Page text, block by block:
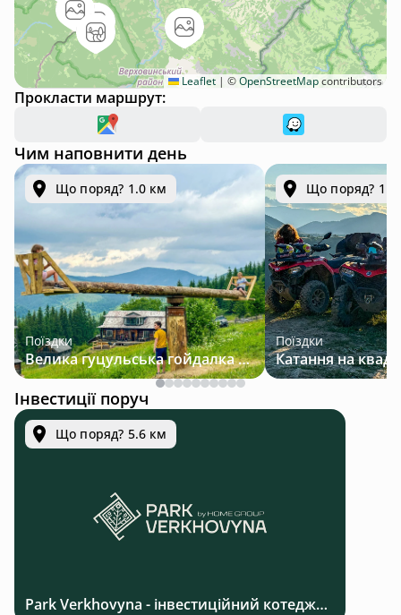
Leaflet | ©OpenStreetMapcontributors
Прокласти маршрут:
Чим наповнити день
Що поряд? 1.0 км
Поїздки
Велика гуцульська гойдалка — джип-тур у Карпатах
Що поряд? 1.0
Поїздки
Інвестиції поруч
Що поряд? 5.6 км
Park Verkhovyna - інвестиційний котеджний комплекс біля Верховини в Карпатах